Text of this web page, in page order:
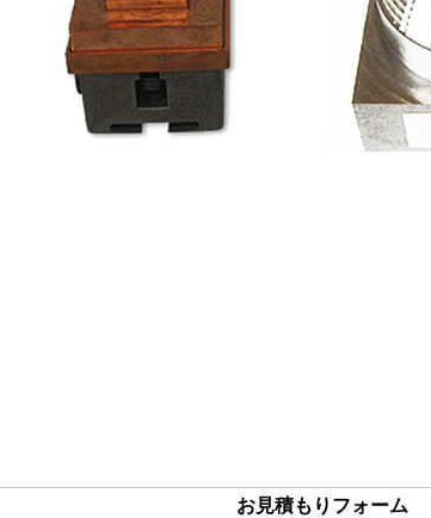
お見積もりフォーム